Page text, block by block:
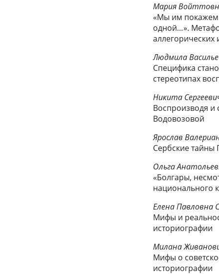
Мария
«Мы им покажем
одной…».
Людмила
Специфика
стереотипах
Никита
Воспроизводя и
Водовозовой
Ярослав
Сербские тайны
Ольга
«Болгары,
национального
Елена Павловна
Мифы и
историографии
Милана
Мифы о
историографии